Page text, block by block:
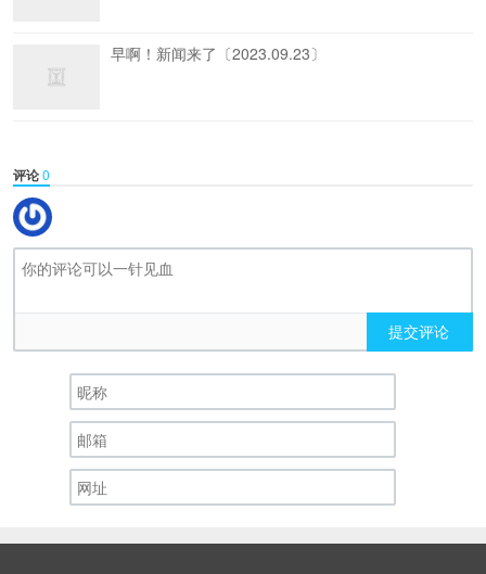
早啊！新闻来了〔2023.09.23〕
评论0
提交评论